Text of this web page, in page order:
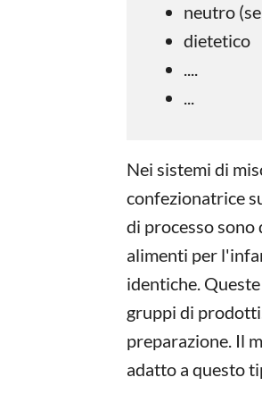
neutro
dietetico
....
...
Nei sistemi di
confezionatrice
di processo
alimenti per
identiche.
gruppi di
preparazione. Il
adatto a questo